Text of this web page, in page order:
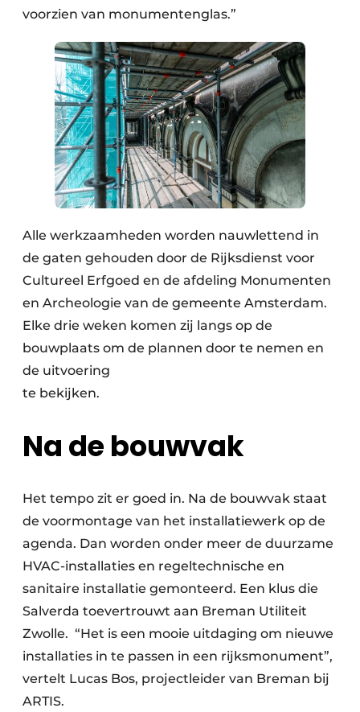
voorzien van monumentenglas.”
Alle werkzaamheden worden nauwlettend in
de gaten gehouden door de Rijksdienst voor
Cultureel Erfgoed en de afdeling Monumenten
en Archeologie van de gemeente Amsterdam.
Elke drie weken komen zij langs op de
bouwplaats om de plannen door te nemen en
de uitvoering
te bekijken.
Na de bouwvak
Het tempo zit er goed in. Na de bouwvak staat
de voormontage van het installatiewerk op de
agenda. Dan worden onder meer de duurzame
HVAC-installaties en regeltechnische en
sanitaire installatie gemonteerd. Een klus die
Salverda toevertrouwt aan Breman Utiliteit
Zwolle. “Het is een mooie uitdaging om nieuwe
installaties in te passen in een rijksmonument”,
vertelt Lucas Bos, projectleider van Breman bij
ARTIS.